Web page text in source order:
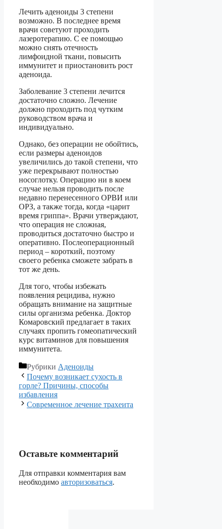
Лечить аденоиды 3 степени
возможно. В последнее время
врачи советуют проходить
лазеротерапию. С ее помощью
можно снять отечность
лимфоидной ткани, повысить
иммунитет и приостановить рост
аденоида.
Заболевание 3 степени лечится
достаточно сложно. Лечение
должно проходить под чутким
руководством врача и
индивидуально.
Однако, без операции не обойтись,
если размеры аденоидов
увеличились до такой степени, что
уже перекрывают полностью
носоглотку. Операцию ни в коем
случае нельзя проводить после
недавно перенесенного ОРВИ или
ОРЗ, а также тогда, когда «царит
время гриппа». Врачи утверждают,
что операция не сложная,
проводиться достаточно быстро и
оперативно. Послеоперационный
период – короткий, поэтому
своего ребенка сможете забрать в
тот же день.
Для того, чтобы избежать
появления рецидива, нужно
обращать внимание на защитные
силы организма ребенка. Доктор
Комаровский предлагает в таких
случаях пропить гомеопатический
курс витаминов для повышения
иммунитета.
Рубрики Аденоиды
Почему возникает сухость в
горле? Причины, способы
избавления
Современное лечение трахеита
Оставьте комментарий
Для отправки комментария вам
необходимо авторизоваться.